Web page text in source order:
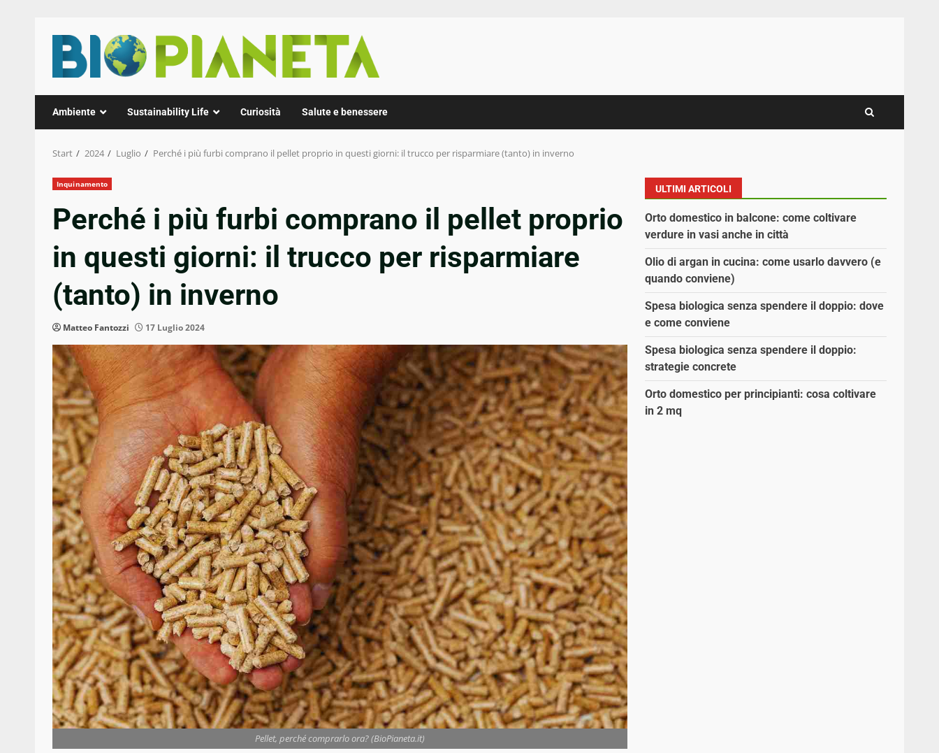
Inhalt
springen
Ambiente Sustainability Life Curiosità Salute e benessere
Start 2024 Luglio Perché i più furbi comprano il pellet proprio in questi giorni: il trucco per risparmiare (tanto) in inverno
Inquinamento
Perché i più furbi comprano il pellet proprio
in questi giorni: il trucco per risparmiare
(tanto) in inverno
Matteo Fantozzi 17 Luglio 2024
Pellet, perché comprarlo ora? (BioPianeta.it)
ULTIMI ARTICOLI
Orto domestico in balcone: come coltivare
verdure in vasi anche in città
Olio di argan in cucina: come usarlo davvero (e
quando conviene)
Spesa biologica senza spendere il doppio: dove
e come conviene
Spesa biologica senza spendere il doppio:
strategie concrete
Orto domestico per principianti: cosa coltivare
in 2 mq